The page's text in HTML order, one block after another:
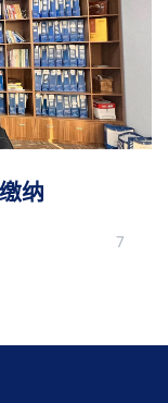
纳
7